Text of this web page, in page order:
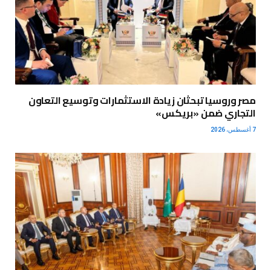
مصر وروسيا تبحثان زيادة الاستثمارات وتوسيع التعاون
التجاري ضمن «بريكس»
7 أغسطس، 2026